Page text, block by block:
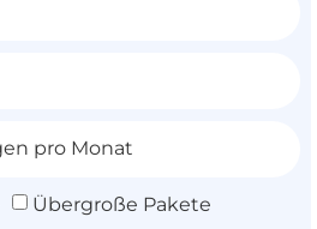
Übergroße Pakete